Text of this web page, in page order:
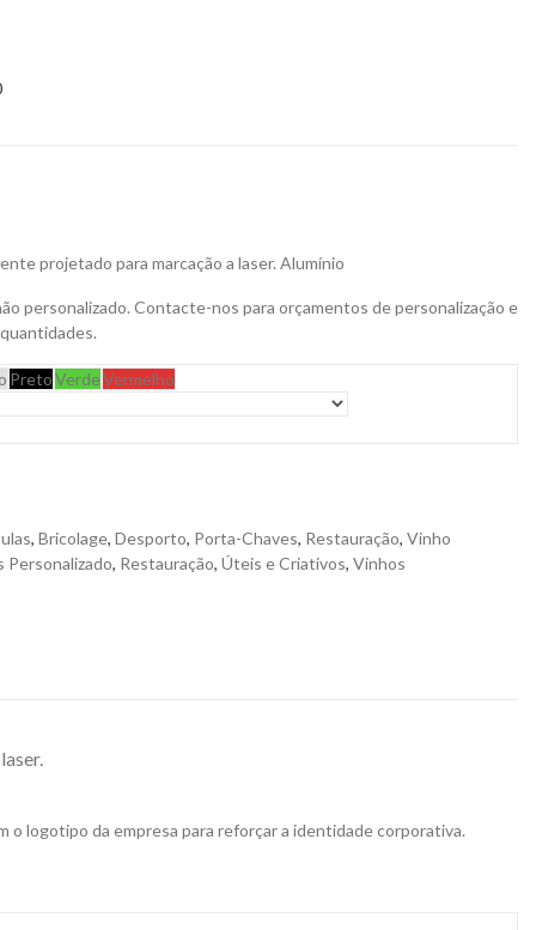
projetado para marcação a laser. Alumínio
personalizado. Contacte-nos para orçamentos de personalização e
PretoVerdeVermelho
, Bricolage, Desporto, Porta-Chaves, Restauração, Vinho
Personalizado, Restauração, Úteis e Criativos, Vinhos
o logotipo da empresa para reforçar a identidade corporativa.